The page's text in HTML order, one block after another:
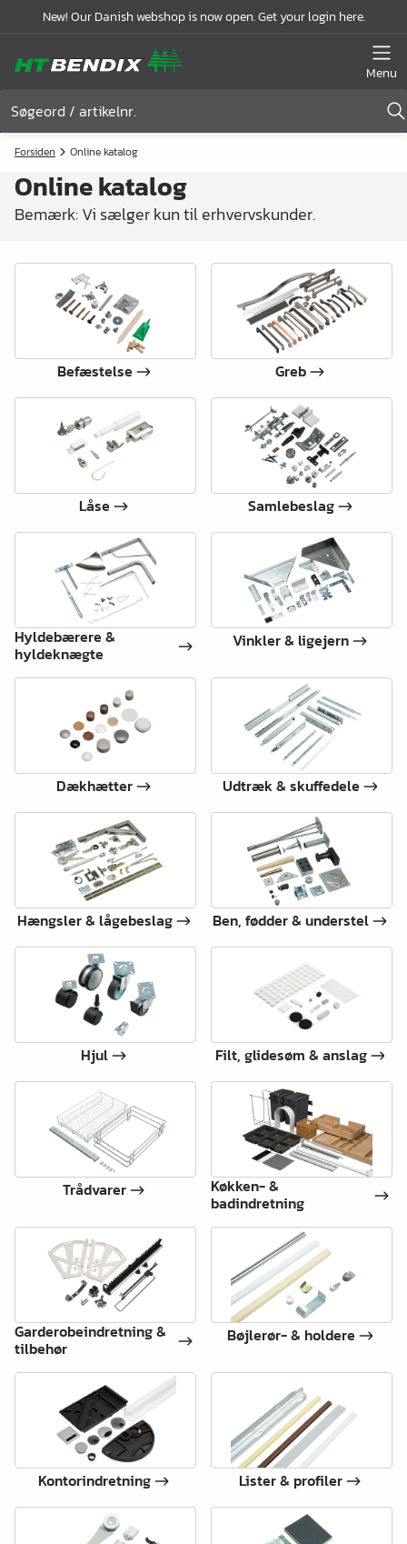
New! Our Danish webshop is now open. Get your login here.
Menu
Forsiden Online katalog
Online katalog
Bemærk: Vi sælger kun til erhvervskunder.
Befæstelse Greb
Låse Samlebeslag
Hyldebærere &
hyldeknægte
Vinkler & ligejern
Dækhætter Udtræk & skuffedele
Hængsler & lågebeslag Ben, fødder & understel
Hjul Filt, glidesøm & anslag
Trådvarer Køkken- &
badindretning
Garderobeindretning &
tilbehør
Bøjlerør- & holdere
Kontorindretning Lister & profiler